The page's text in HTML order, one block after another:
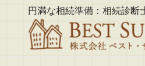
円満な相続準備：相続診断